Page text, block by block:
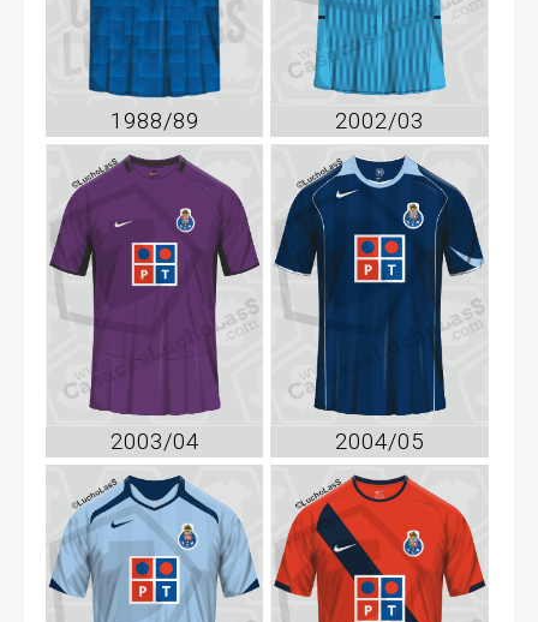
1988/89 2002/03
2003/04 2004/05